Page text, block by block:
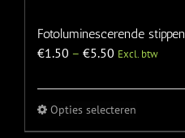
Fotoluminescerende
€1.50 – €5.50 Excl. btw
Opties selecteren